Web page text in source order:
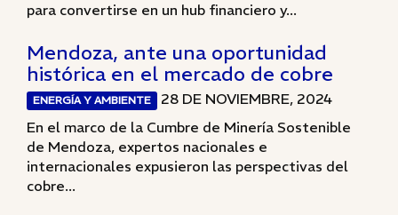
para convertirse en un hub financiero y...
Mendoza, ante una oportunidad
histórica en el mercado de cobre
ENERGÍA Y AMBIENTE
28 DE NOVIEMBRE, 2024
En el marco de la Cumbre de Minería Sostenible
de Mendoza, expertos nacionales e
internacionales expusieron las perspectivas del
cobre...